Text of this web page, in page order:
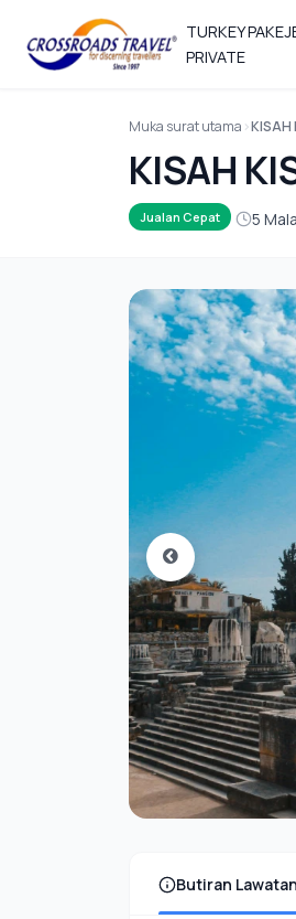
TURKEY
PRIVATE
Muka surat utama KISAH
KISAH
Jualan Cepat 5
Butiran Lawatan